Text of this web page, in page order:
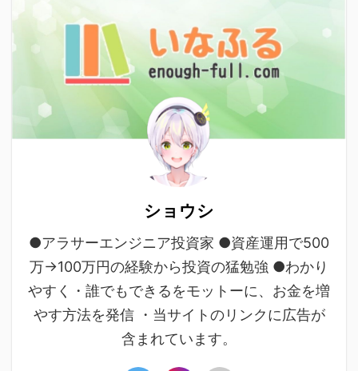
ショウシ
●アラサーエンジニア投資家 ●資産運用で500
万→100万円の経験から投資の猛勉強 ●わかり
やすく・誰でもできるをモットーに、お金を増
やす方法を発信 ・当サイトのリンクに広告が
含まれています。